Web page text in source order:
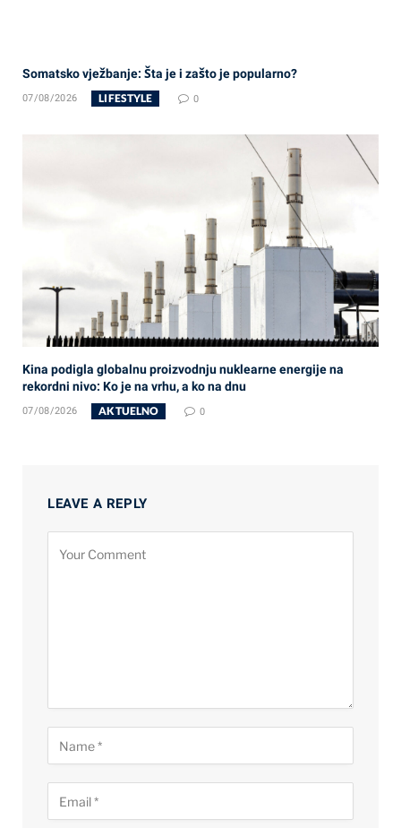
Somatsko vježbanje: Šta je i zašto je popularno?
07/08/2026 LIFESTYLE 0
Kina podigla globalnu proizvodnju nuklearne energije na
rekordni nivo: Ko je na vrhu, a ko na dnu
07/08/2026 AKTUELNO 0
LEAVE A REPLY